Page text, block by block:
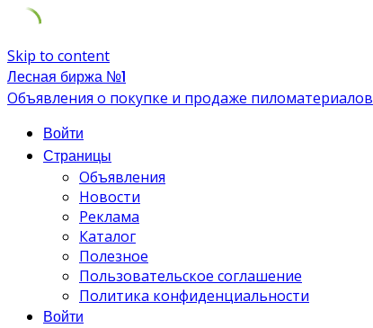
Skip to content
Лесная биржа №1
Объявления о покупке и продаже пиломатериалов
Войти
Страницы
Объявления
Новости
Реклама
Каталог
Полезное
Пользовательское соглашение
Политика конфиденциальности
Войти